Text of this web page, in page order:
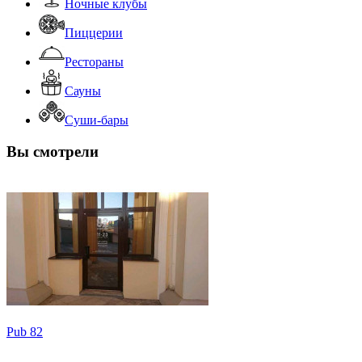
Ночные клубы
Пиццерии
Рестораны
Сауны
Суши-бары
Вы смотрели
Pub 82